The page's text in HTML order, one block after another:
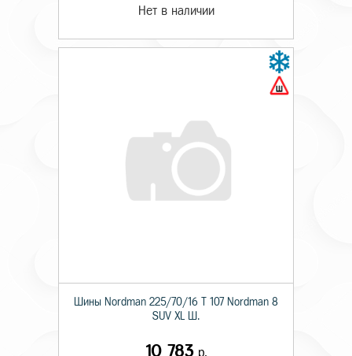
Нет в наличии
Шины Nordman 225/70/16 T 107 Nordman 8
SUV XL Ш.
10 783р.